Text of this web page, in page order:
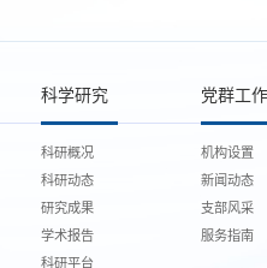
科学研究
科研概况
科研动态
研究成果
学术报告
科研平台
党群工作
机构设置
新闻动态
支部风采
服务指南